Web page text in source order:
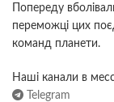
Попереду
переможці цих
команд планети.
Наші канали в
Telegram